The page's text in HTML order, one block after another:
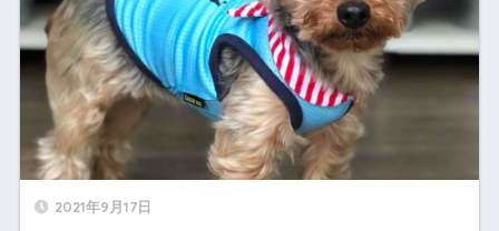
2021年9月17日